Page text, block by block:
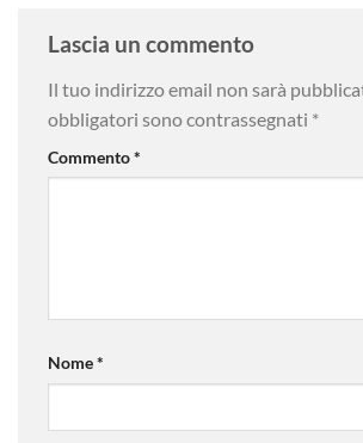
Lascia un commento
Il tuo indirizzo email non sarà
obbligatori sono contrassegnati *
Commento*
Nome*